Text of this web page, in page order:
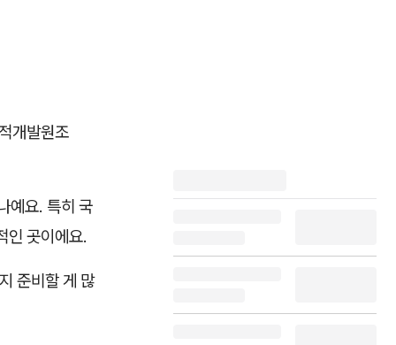
개발원조
예요. 특히 국
인 곳이에요.
준비할 게 많